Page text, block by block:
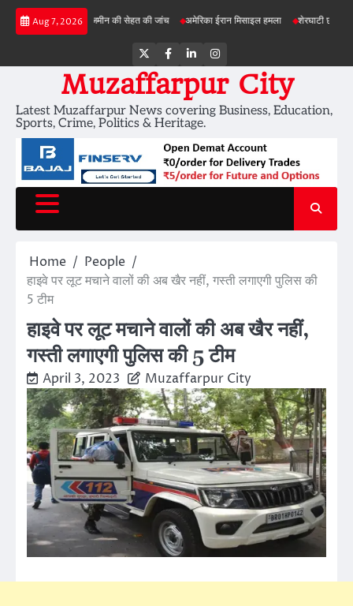
Skip
Aug 7, 2026
परियोजनाओं में जमीन की सेहत की जांच अमेरिका ईरान मिसाइल हमला शेरघाटी छात्रा दुष्कर्म मामला
Twitter
Facebook
LinkedInInstagram
Muzaffarpur City
Latest Muzaffarpur News covering Business, Education,
Sports, Crime, Politics & Heritage.
Home
People
हाइवे पर लूट मचाने वालों की अब खैर नहीं, गस्ती लगाएगी पुलिस की
5 टीम
हाइवे पर लूट मचाने वालों की अब खैर नहीं,
गस्ती लगाएगी पुलिस की 5 टीम
April 3, 2023 Muzaffarpur City